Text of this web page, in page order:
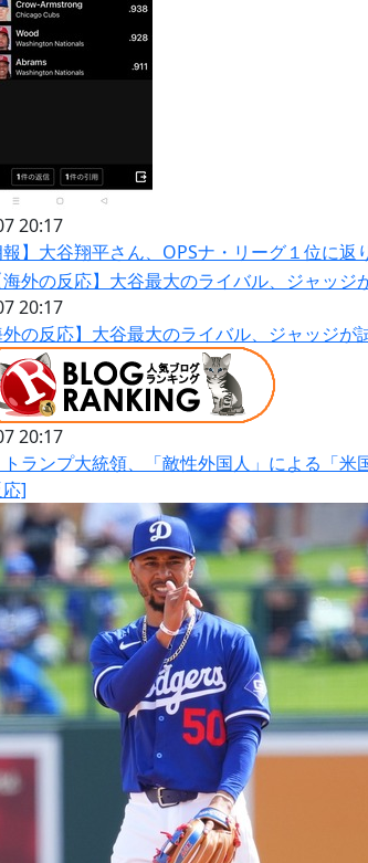
20:17
報】大谷翔平さん、OPSナ・リーグ１位に返
20:17
外の反応】大谷最大のライバル、ジャッジが
20:17
ランプ大統領、「敵性外国人」による「
]